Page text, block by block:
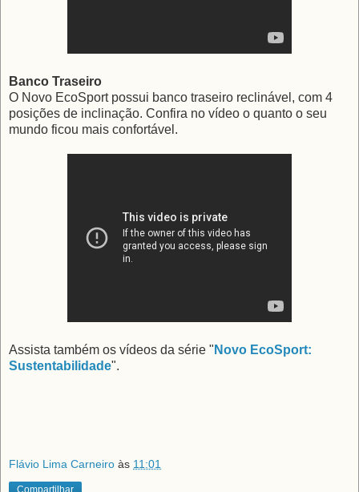
Banco Traseiro
O Novo EcoSport possui banco traseiro reclinável, com 4
posições de inclinação. Confira no vídeo o quanto o seu
mundo ficou mais confortável.
Assista também os vídeos da série " Novo EcoSport:
Sustentabilidade".
Flávio Lima Carneiro às 11:01